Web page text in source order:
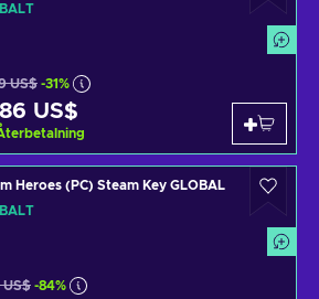
US$ -31%
US$
Heroes (PC) Steam Key GLOBAL
US$ -84%